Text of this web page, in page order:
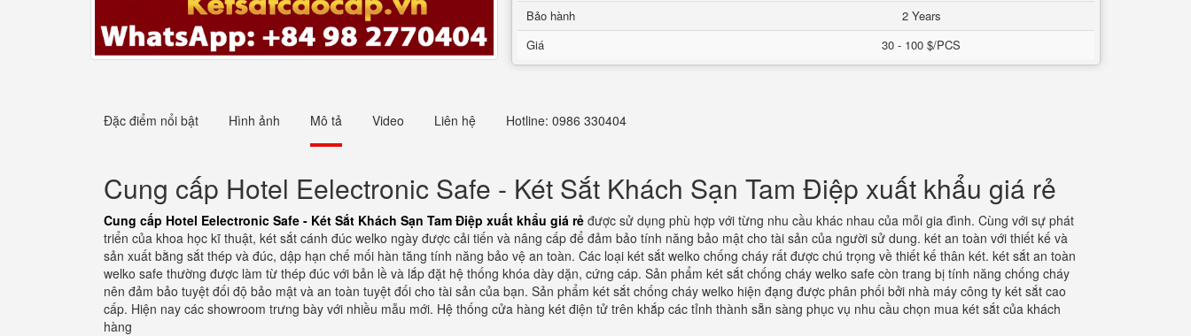
Bảo hành
2 Years
Giá
30 - 100 $/PCS
Đặc điểm nổi bật Hình ảnh Mô tả Video Liên hệ Hotline: 0986 330404
Cung cấp Hotel Eelectronic Safe - Két Sắt Khách Sạn Tam Điệp xuất khẩu giá rẻ
Cung cấp Hotel Eelectronic Safe - Két Sắt Khách Sạn Tam Điệp xuất khẩu giá rẻ được sử dụng phù hợp với từng nhu cầu khác nhau của mỗi gia đình. Cùng với sự phát
triển của khoa học kĩ thuật, két sắt cánh đúc welko ngày được cải tiến và nâng cấp để đảm bảo tính năng bảo mật cho tài sản của người sử dung. két an toàn với thiết kế và
sản xuất bằng sắt thép và đúc, dập hạn chế mối hàn tăng tính năng bảo vệ an toàn. Các loại két sắt welko chống cháy rất được chú trọng về thiết kế thân két. két sắt an toàn
welko safe thường được làm từ thép đúc với bản lề và lắp đặt hệ thống khóa dày dặn, cứng cáp. Sản phẩm két sắt chống cháy welko safe còn trang bị tính năng chống cháy
nên đảm bảo tuyệt đối độ bảo mật và an toàn tuyệt đối cho tài sản của bạn. Sản phẩm két sắt chống cháy welko hiện đạng được phân phối bởi nhà máy công ty két sắt cao
cấp. Hiện nay các showroom trưng bày với nhiều mẫu mới. Hệ thống cửa hàng két điện tử trên khắp các tỉnh thành sẵn sàng phục vụ nhu cầu chọn mua két sắt của khách
hàng